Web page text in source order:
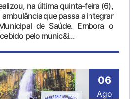
na última quinta-feira (6),
que passa a integrar
de Saúde. Embora o
pelo munic&i...
06
Ago